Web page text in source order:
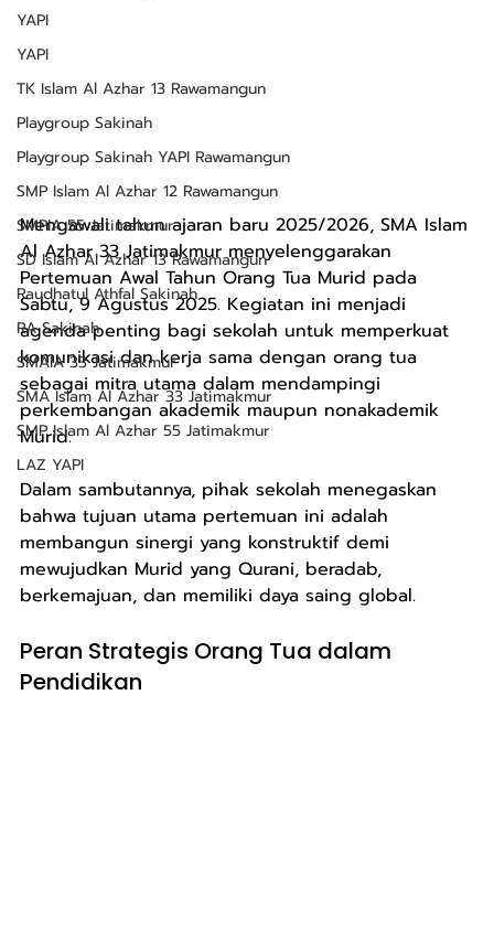
YAPI
YAPI
TK Islam Al Azhar 13 Rawamangun
Playgroup Sakinah
Playgroup Sakinah YAPI Rawamangun
SMP Islam Al Azhar 12 Rawamangun
SMPIA 55 Jatimakmur
SD Islam Al Azhar 13 Rawamangun
Raudhatul Athfal Sakinah
RA Sakinah
SMAIA 33 Jatimakmur
SMA Islam Al Azhar 33 Jatimakmur
SMP Islam Al Azhar 55 Jatimakmur
LAZ YAPI
Mengawali tahun ajaran baru 2025/2026, SMA Islam
Al Azhar 33 Jatimakmur menyelenggarakan
Pertemuan Awal Tahun Orang Tua Murid pada
Sabtu, 9 Agustus 2025. Kegiatan ini menjadi
agenda penting bagi sekolah untuk memperkuat
komunikasi dan kerja sama dengan orang tua
sebagai mitra utama dalam mendampingi
perkembangan akademik maupun nonakademik
Murid.
Dalam sambutannya, pihak sekolah menegaskan
bahwa tujuan utama pertemuan ini adalah
membangun sinergi yang konstruktif demi
mewujudkan Murid yang Qurani, beradab,
berkemajuan, dan memiliki daya saing global.
Peran Strategis Orang Tua dalam
Pendidikan